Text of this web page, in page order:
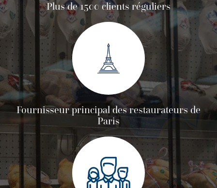
Plus de 1500 clients réguliers
Fournisseur principal des restaurateurs de
Paris